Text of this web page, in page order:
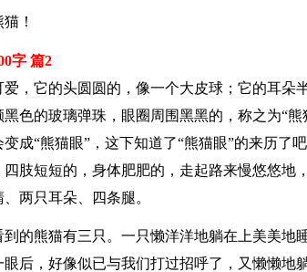
！
字 篇2
，它的头圆圆的，像一个大皮球；它的耳朵
色的玻璃弹珠，眼圈周围黑黑的，称之为“
成“熊猫眼”，这下知道了“熊猫眼”的来历了
肢短短的，身体肥肥的，走起路来慢悠悠地
两只耳朵、四条腿。
的熊猫有三只。一只懒洋洋地躺在上美美地
后，好像似已与我们打过招呼了，又懒懒地